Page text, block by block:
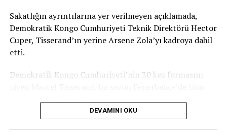
Sakatlığın ayrıntılarına yer verilmeyen açıklamada,
Demokratik Kongo Cumhuriyeti Teknik Direktörü Hector
Cuper, Tisserand’ın yerine Arsene Zola’yı kadroya dahil
etti.
Demokratik Kongo Cumhuriyeti’nin 30 kez formasını
DEVAMINI OKU